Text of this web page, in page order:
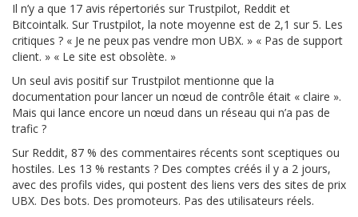
Il n’y a que 17 avis répertoriés sur Trustpilot, Reddit et
Bitcointalk. Sur Trustpilot, la note moyenne est de 2,1 sur 5. Les
critiques ? « Je ne peux pas vendre mon UBX. » « Pas de support
client. » « Le site est obsolète. »
Un seul avis positif sur Trustpilot mentionne que la
documentation pour lancer un nœud de contrôle était « claire ».
Mais qui lance encore un nœud dans un réseau qui n’a pas de
trafic ?
Sur Reddit, 87 % des commentaires récents sont sceptiques ou
hostiles. Les 13 % restants ? Des comptes créés il y a 2 jours,
avec des profils vides, qui postent des liens vers des sites de prix
UBX. Des bots. Des promoteurs. Pas des utilisateurs réels.